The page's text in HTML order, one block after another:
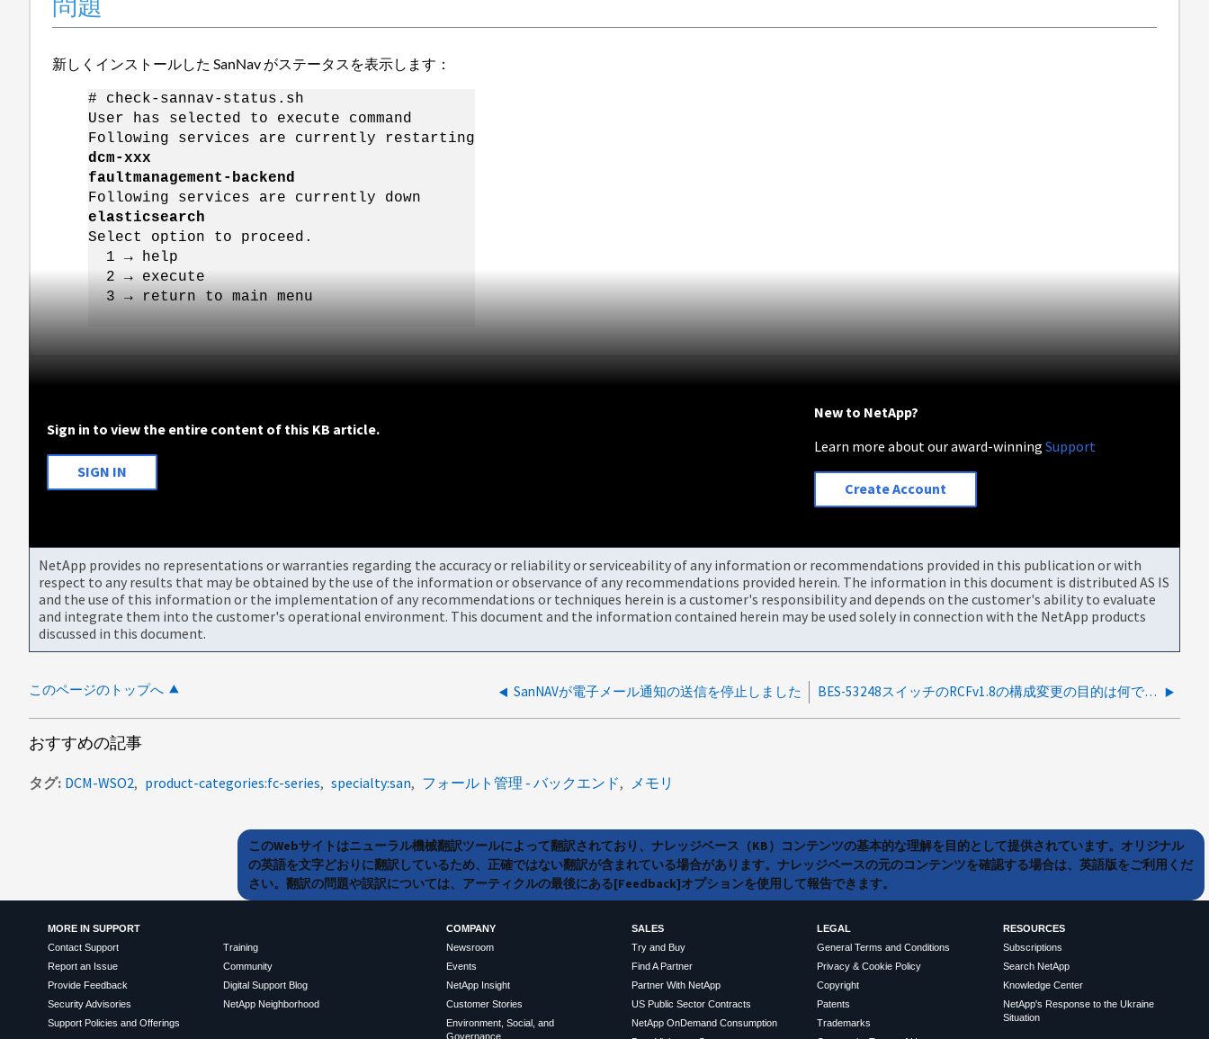
新しくインストールした SanNav がステータスを表示します：
# check-sannav-status.sh
User has selected to execute command
Following services are currently restarting
dcm-xxx
faultmanagement-backend
Following services are currently down
elasticsearch
Select option to proceed.
1 → help
2 → execute
3 → return to main menu
Sign in to view the entire content of this KB article.
SIGN IN
New to NetApp?
Learn more about our award-winningSupport
Create Account
NetApp provides no representations or warranties regarding the accuracy or reliability or serviceability of any information or recommendations provided in this publication or with
respect to any results that may be obtained by the use of the information or observance of any recommendations provided herein. The information in this document is distributed AS IS
and the use of this information or the implementation of any recommendations or techniques herein is a customer's responsibility and depends on the customer's ability to evaluate
and integrate them into the customer's operational environment. This document and the information contained herein may be used solely in connection with the NetApp products
discussed in this document.
このページのトップへ SanNAVが電子メール通知の送信を停止しました BES-53248スイッチのRCFv1.8の構成変更の目的は何ですか
おすすめの記事
タグ DCM-WSO2 product-categories:fc-series specialty:san フォールト管理 - バックエンド メモリ
このWebサイトはニューラル機械翻訳ツールによって翻訳されており、ナレッジベース（KB）コンテンツの基本的な理解を目的として提供されています。オリジナル
の英語を文字どおりに翻訳しているため、正確ではない翻訳が含まれている場合があります。ナレッジベースの元のコンテンツを確認する場合は、英語版をご利用くだ
さい。翻訳の問題や誤訳については、アーティクルの最後にある[Feedback]オプションを使用して報告できます。
MORE IN SUPPORT
Contact Support
Report an Issue
Provide Feedback
Security Advisories
Support Policies and Offerings
Training
Community
Digital Support Blog
NetApp Neighborhood
COMPANY
Newsroom
Events
NetApp Insight
Customer Stories
Environment, Social, and
Governance
SALES
Try and Buy
Find A Partner
Partner With NetApp
US Public Sector Contracts
NetApp OnDemand Consumption
LEGAL
General Terms and Conditions
Privacy & Cookie Policy
Copyright
Patents
Trademarks
RESOURCES
Subscriptions
Search NetApp
Knowledge Center
NetApp's Response to the Ukraine
Situation